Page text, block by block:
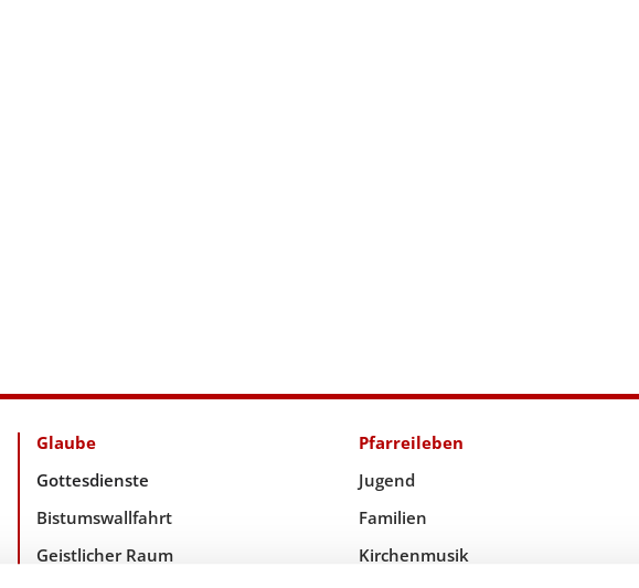
Glaube
Gottesdienste
Bistumswallfahrt
Geistlicher Raum
Pfarreileben
Jugend
Familien
Kirchenmusik